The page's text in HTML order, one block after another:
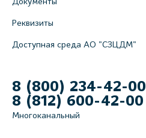
Реквизиты
Доступная среда АО "СЗЦДМ"
8 (800) 234-42-00
8 (812) 600-42-00
Многоканальный